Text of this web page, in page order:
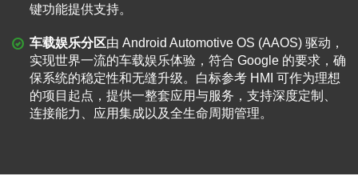
键功能提供支持。
车载娱乐分区由 Android Automotive OS (AAOS) 驱动，
实现世界一流的车载娱乐体验，符合 Google 的要求，确
保系统的稳定性和无缝升级。白标参考 HMI 可作为理想
的项目起点，提供一整套应用与服务，支持深度定制、
连接能力、应用集成以及全生命周期管理。